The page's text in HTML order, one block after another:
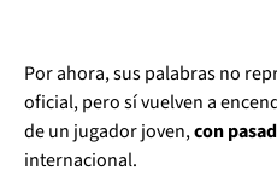
Por ahora, sus palabras no
oficial, pero sí vuelven a
de un jugador joven,con
internacional.